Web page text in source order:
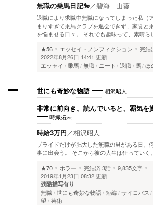
無職の乗馬日記🐎／碧海 山葵
退職により求職中無職になってしまった私（
まりすぎて乗馬クラブを退会できず、家賃と
を悩ませる日々。 それでも趣味って、素晴ら
★56
エッセイ・ノンフィクション 完結
2022年8月26日 14:41 更新
エッセイ
乗馬 無職 ニート 退職 馬 ほ
世にも奇妙な物語 相沢昭人
非常に前向き。読んでいると、覇気を
時織拓未
時給3万円／相沢昭人
プライドだけが肥大した無職の男がある日、
事に出会う。 そこから彼の人生は狂っていく。
★70
ホラー 完結済3話
9,835文字
2019年1月23日 08:32 更新
残酷描写有り
無職 世にも奇妙な物語 短編 サイコパス
望
芸術